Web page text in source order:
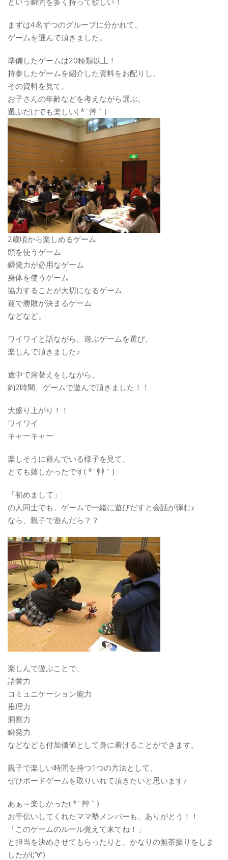
まずは4名ずつのグループに分かれて、
ゲームを選んで頂きました。
準備したゲームは20種類以上！
持参したゲームを紹介した資料をお配りし、
その資料を見て、
お子さんの年齢などを考えながら選ぶ。
選ぶだけでも楽しい( *´艸｀)
2歳頃から楽しめるゲーム
頭を使うゲーム
瞬発力が必用なゲーム
身体を使うゲーム
協力することが大切になるゲーム
運で勝敗が決まるゲーム
などなど。
ワイワイと話ながら、遊ぶゲームを選び、
楽しんで頂きました♪
途中で席替えをしながら、
約2時間、ゲームで遊んで頂きました！！
大盛り上がり！！
ワイワイ
キャーキャー
楽しそうに遊んでいる様子を見て、
とても嬉しかったです( *´艸｀)
「初めまして」
の人同士でも、ゲームで一緒に遊びだすと会話が弾む♪
なら、親子で遊んだら？？
楽しんで遊ぶことで、
語彙力
コミュニケーション能力
推理力
洞察力
瞬発力
などなども付加価値として身に着けることができます。
親子で楽しい時間を持つ1つの方法として、
ぜひボードゲームを取りいれて頂きたいと思います♪
あぁ～楽しかった( *´艸｀)
お手伝いしてくれたママ塾メンバーも、ありがとう！！
「このゲームのルール覚えて来てね！」
と担当を決めさせてもらったりと、かなりの無茶振りをしま
したが(;’∀’)